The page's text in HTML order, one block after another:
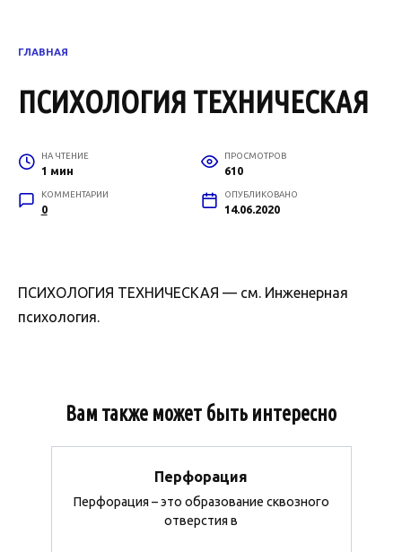
ГЛАВНАЯ
ПСИХОЛОГИЯ ТЕХНИЧЕСКАЯ
НА ЧТЕНИЕ
1 мин
ПРОСМОТРОВ
610
КОММЕНТАРИИ
0
ОПУБЛИКОВАНО
14.06.2020
ПСИХОЛОГИЯ ТЕХНИЧЕСКАЯ — см. Инженерная
психология.
Вам также может быть интересно
Перфорация
Перфорация – это образование сквозного
отверстия в